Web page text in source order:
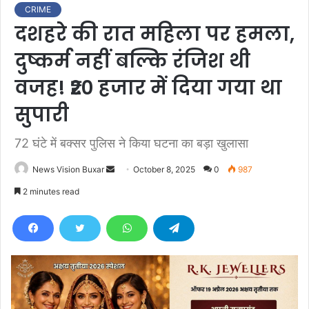
CRIME
दशहरे की रात महिला पर हमला,
दुष्कर्म नहीं बल्कि रंजिश थी
वजह! ₹20 हजार में दिया गया था
सुपारी
72 घंटे में बक्सर पुलिस ने किया घटना का बड़ा खुलासा
News Vision Buxar
d
e
m
a
October 8, 2025 0 987
2 minutes read